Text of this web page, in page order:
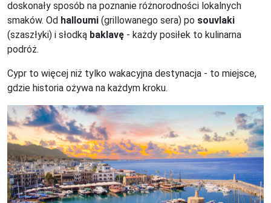
doskonały sposób na poznanie różnorodności lokalnych
smaków. Od halloumi (grillowanego sera) po souvlaki
(szaszłyki) i słodką baklavę - każdy posiłek to kulinarna
podróż.
Cypr to więcej niż tylko wakacyjna destynacja - to miejsce,
gdzie historia ożywa na każdym kroku.